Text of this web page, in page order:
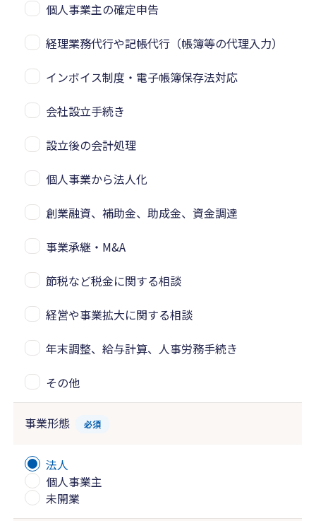
個人事業主の確定申告
経理業務代行や記帳代行（帳簿等の代理入力）
インボイス制度・電子帳簿保存法対応
会社設立手続き
設立後の会計処理
個人事業から法人化
創業融資、補助金、助成金、資金調達
事業承継・M&A
節税など税金に関する相談
経営や事業拡大に関する相談
年末調整、給与計算、人事労務手続き
その他
事業形態 必須
法人
個人事業主
未開業